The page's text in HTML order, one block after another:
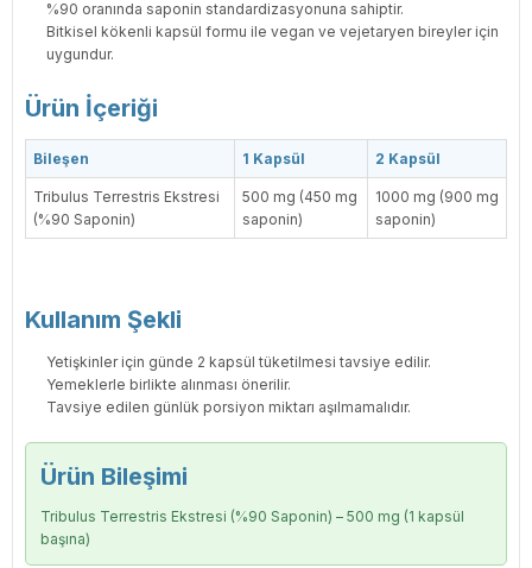
%90 oranında saponin standardizasyonuna sahiptir.
Bitkisel kökenli kapsül formu ile vegan ve vejetaryen bireyler için
uygundur.
Ürün İçeriği
Bileşen 1 Kapsül 2 Kapsül
Tribulus Terrestris Ekstresi
(%90 Saponin)
500 mg (450 mg
saponin)
1000 mg (900 mg
saponin)
Kullanım Şekli
Yetişkinler için günde 2 kapsül tüketilmesi tavsiye edilir.
Yemeklerle birlikte alınması önerilir.
Tavsiye edilen günlük porsiyon miktarı aşılmamalıdır.
Ürün Bileşimi
Tribulus Terrestris Ekstresi (%90 Saponin) – 500 mg (1 kapsül
başına)